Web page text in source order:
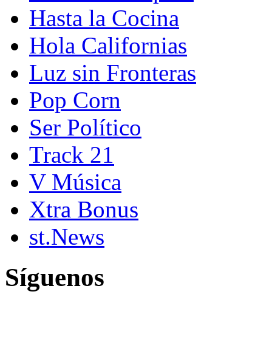
Hasta la Cocina
Hola Californias
Luz sin Fronteras
Pop Corn
Ser Político
Track 21
V Música
Xtra Bonus
st.News
Síguenos